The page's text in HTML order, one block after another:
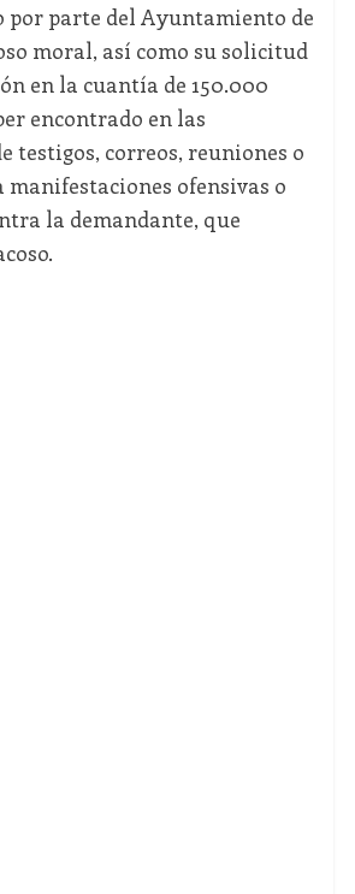
por parte del Ayuntamiento de
moral, así como su solicitud
en la cuantía de 150.000
encontrado en las
testigos, correos, reuniones o
manifestaciones ofensivas o
la demandante, que